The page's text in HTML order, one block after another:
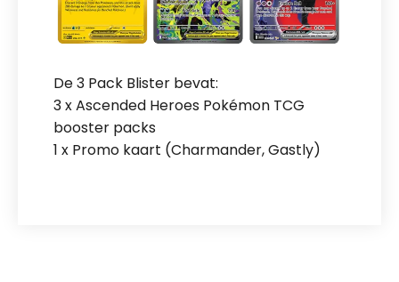
De 3 Pack Blister bevat:
3 x Ascended Heroes Pokémon TCG
booster packs
1 x Promo kaart (Charmander, Gastly)